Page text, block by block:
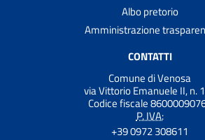
Albo pretorio
Amministrazione
CONTATTI
Comune di Venosa
via Vittorio Emanuele II, n.
Codice fiscale
P. IVA:
+39 0972 308611